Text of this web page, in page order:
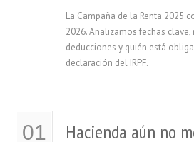
La Campaña de la Renta 2025
2026. Analizamos fechas
deducciones y quién está
declaración del IRPF.
01 Hacienda aún no